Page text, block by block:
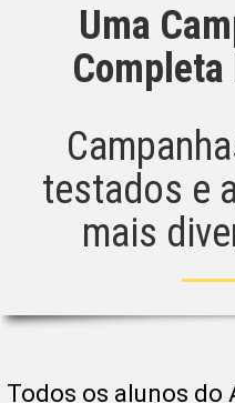
Uma
Completa
testados e
mais
Todos os alunos do